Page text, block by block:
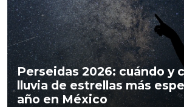
Perseidas 2026: cuándo y
lluvia de estrellas más
año en México